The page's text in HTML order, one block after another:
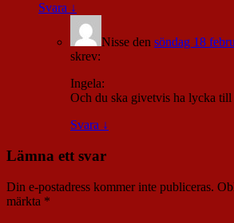
Svara ↓
Nisse den söndag 18
skrev:
Ingela:
Och du ska givetvis ha lycka
Svara ↓
Lämna ett svar
Din e-postadress kommer inte publiceras.
märkta *